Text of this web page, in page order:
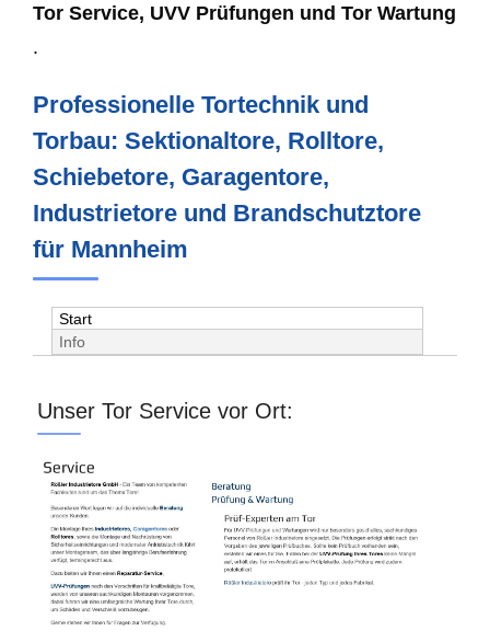
Tor Service, UVV Prüfungen und Tor Wartung
.
Professionelle Tortechnik und
Torbau: Sektionaltore, Rolltore,
Schiebetore, Garagentore,
Industrietore und Brandschutztore
für Mannheim
Start
Info
Unser Tor Service vor Ort: